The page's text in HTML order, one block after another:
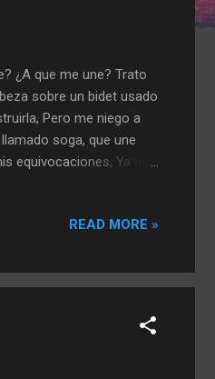
¿A que me une? Trato
sobre un bidet usado
Pero me niego a
soga, que une
equivocaciones, Ya no
moral. La que se nos
solos buenos
READ MORE »